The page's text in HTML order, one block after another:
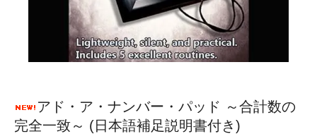
アド・ア・ナンバー・パッド ～合計数の
完全一致～ (日本語補足説明書付き)